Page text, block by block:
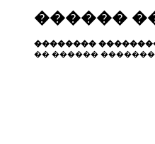
������
��������
�� ������